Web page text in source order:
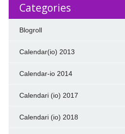
Categories
Blogroll
Calendar(io) 2013
Calendar-io 2014
Calendari (io) 2017
Calendari (io) 2018